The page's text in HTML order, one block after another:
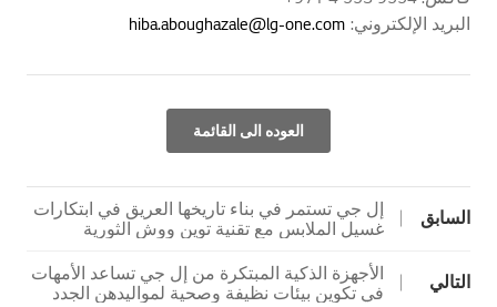
البريد الإلكتروني: hiba.aboughazale@lg-one.com
العوده الى القائمة
السابق
إل جي تستمر في بناء تاريخها العريق في ابتكارات
غسيل الملابس مع تقنية توين ووش الثورية
التالي
الأجهزة الذكية المبتكرة من إل جي تساعد الأمهات
في تكوين بيئات نظيفة وصحية لمواليدهن الجدد